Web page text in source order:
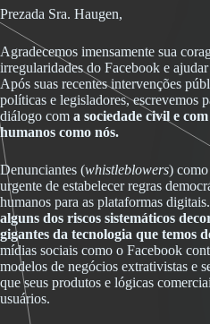
Prezada Sra. Haugen,
Agradecemos imensamente sua
irregularidades do Facebook e
Após suas recentes intervenções
políticas e legisladores, escrevemos
diálogo com a sociedade civil e
humanos como nós.
Denunciantes (whistleblowers) como
urgente de estabelecer regras
humanos para as plataformas digitais.
alguns dos riscos sistemáticos
gigantes da tecnologia que temos
mídias sociais como o Facebook
modelos de negócios extrativistas e
que seus produtos e lógicas
usuários.